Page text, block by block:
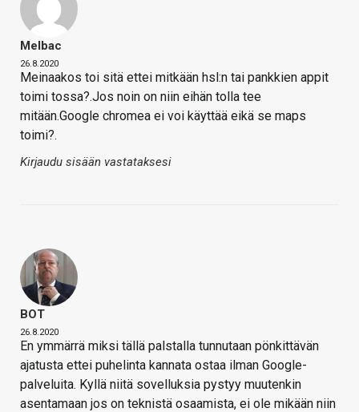
Melbac
26.8.2020
Meinaakos toi sitä ettei mitkään hsl:n tai pankkien appit
toimi tossa?.Jos noin on niin eihän tolla tee
mitään.Google chromea ei voi käyttää eikä se maps
toimi?.
Kirjaudu sisään vastataksesi
BOT
26.8.2020
En ymmärrä miksi tällä palstalla tunnutaan pönkittävän
ajatusta ettei puhelinta kannata ostaa ilman Google-
palveluita. Kyllä niitä sovelluksia pystyy muutenkin
asentamaan jos on teknistä osaamista, ei ole mikään niin